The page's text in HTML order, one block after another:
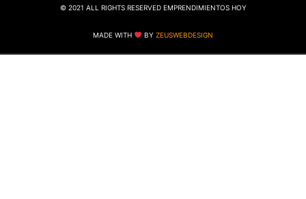
© 2021 ALL RIGHTS RESERVED EMPRENDIMIENTOS HOY
MADE WITH BY ZEUSWEBDESIGN